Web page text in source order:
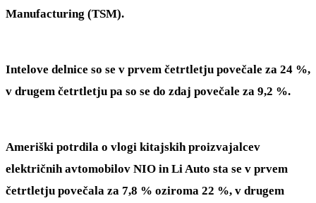
Manufacturing (TSM).
Intelove delnice so se v prvem četrtletju povečale za 24 %,
v drugem četrtletju pa so se do zdaj povečale za 9,2 %.
Ameriški potrdila o vlogi kitajskih proizvajalcev
električnih avtomobilov NIO in Li Auto sta se v prvem
četrtletju povečala za 7,8 % oziroma 22 %, v drugem